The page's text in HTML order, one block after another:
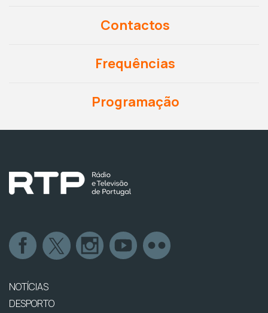
Contactos
Frequências
Programação
NOTÍCIAS
DESPORTO